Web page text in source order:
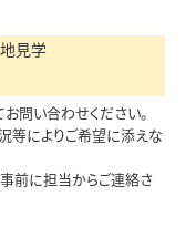
見学
問い合わせください。
等によりご希望に添えな
前に担当からご連絡さ